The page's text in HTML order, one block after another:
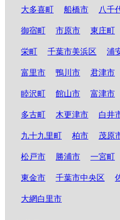
大多喜町 船橋市 八千
御宿町 市原市 東庄町
栄町 千葉市美浜区 浦
富里市 鴨川市 君津市
睦沢町 館山市 富津市
多古町 木更津市 白井
九十九里町 柏市 茂原
松戸市 勝浦市 一宮町
東金市 千葉市中央区
大網白里市